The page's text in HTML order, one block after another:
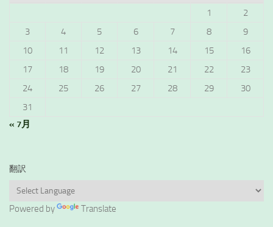
1
2
3
4 5 6 7 8
9
10
11 12 13 14 15
16
17
18 19 20 21 22
23
24
25 26 27 28 29
30
31
« 7月
翻訳
Powered by Translate